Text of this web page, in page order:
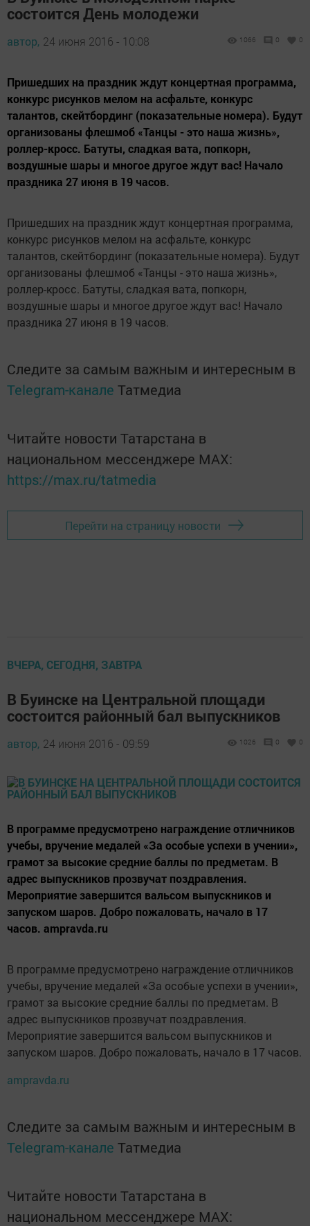
состоится День молодежи
автор, 24 июня 2016 - 10:08 1066 0 0
Пришедших на праздник ждут концертная программа,
конкурс рисунков мелом на асфальте, конкурс
талантов, скейтбординг (показательные номера). Будут
организованы флешмоб «Танцы - это наша жизнь»,
роллер-кросс. Батуты, сладкая вата, попкорн,
воздушные шары и многое другое ждут вас! Начало
праздника 27 июня в 19 часов.
Пришедших на праздник ждут концертная программа,
конкурс рисунков мелом на асфальте, конкурс
талантов, скейтбординг (показательные номера). Будут
организованы флешмоб «Танцы - это наша жизнь»,
роллер-кросс. Батуты, сладкая вата, попкорн,
воздушные шары и многое другое ждут вас! Начало
праздника 27 июня в 19 часов.
Следите за самым важным и интересным в
Telegram-канале Татмедиа
Читайте новости Татарстана в
национальном мессенджере MАХ:
https://max.ru/tatmedia
Перейти на страницу новости
ВЧЕРА, СЕГОДНЯ, ЗАВТРА
В Буинске на Центральной площади
состоится районный бал выпускников
автор, 24 июня 2016 - 09:59 1026 0 0
В программе предусмотрено награждение отличников
учебы, вручение медалей «За особые успехи в учении»,
грамот за высокие средние баллы по предметам. В
адрес выпускников прозвучат поздравления.
Мероприятие завершится вальсом выпускников и
запуском шаров. Добро пожаловать, начало в 17
часов. ampravda.ru
В программе предусмотрено награждение отличников
учебы, вручение медалей «За особые успехи в учении»,
грамот за высокие средние баллы по предметам. В
адрес выпускников прозвучат поздравления.
Мероприятие завершится вальсом выпускников и
запуском шаров. Добро пожаловать, начало в 17 часов.
ampravda.ru
Следите за самым важным и интересным в
Telegram-канале Татмедиа
Читайте новости Татарстана в
национальном мессенджере MАХ: